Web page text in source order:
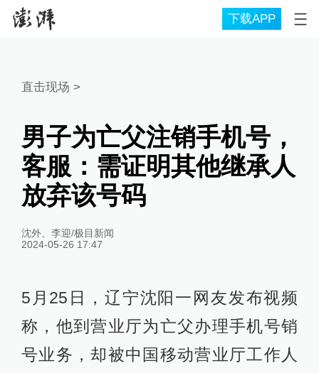
下载APP
直击现场 >
男子为亡父注销手机号，
客服：需证明其他继承人
放弃该号码
沈外、李迎/极目新闻
2024-05-26 17:47
5月25日，辽宁沈阳一网友发布视频
称，他到营业厅为亡父办理手机号销
号业务，却被中国移动营业厅工作人